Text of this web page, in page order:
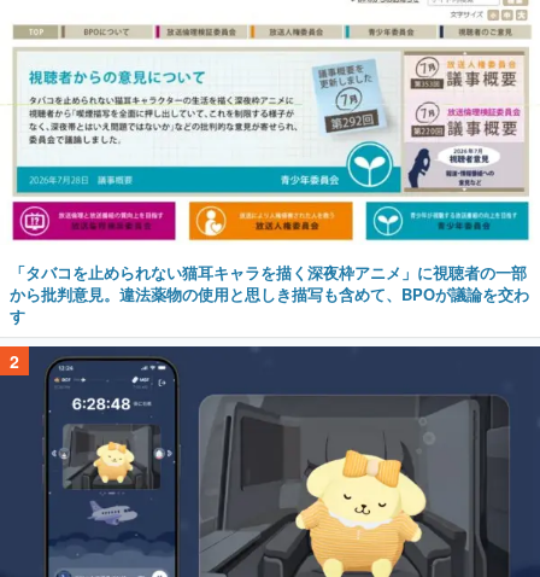
「タバコを止められない猫耳キャラを描く深夜枠アニメ」に視聴者の一部
から批判意見。違法薬物の使用と思しき描写も含めて、BPOが議論を交わ
す
2